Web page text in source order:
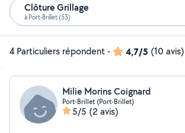
Clôture Grillage
à Port-Brillet (53)
4 Particuliers répondent- 4,7/5 (10 avis)
Milie Morins Coignard
Port-Brillet (Port-Brillet)
5/5 (2 avis)